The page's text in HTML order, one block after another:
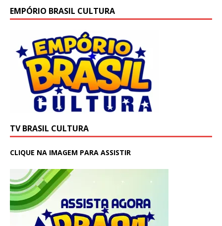
EMPÓRIO BRASIL CULTURA
TV BRASIL CULTURA
CLIQUE NA IMAGEM PARA ASSISTIR